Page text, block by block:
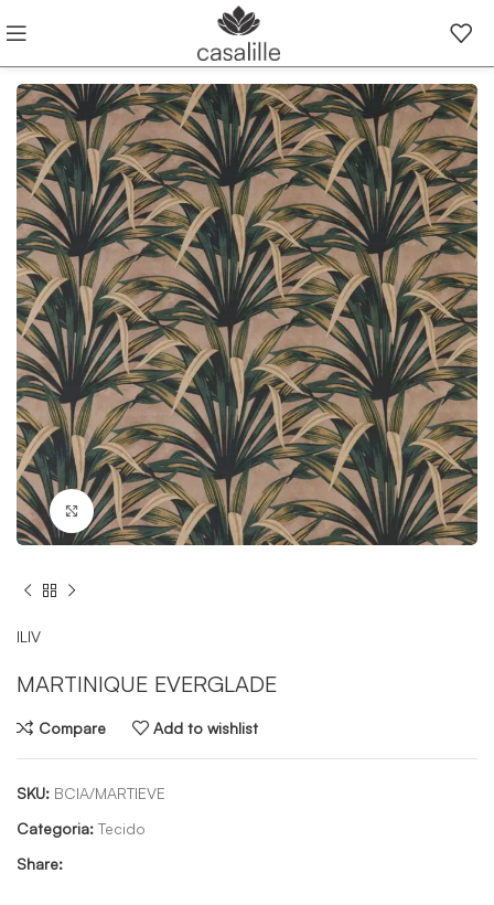
Click to enlarge
ILIV
MARTINIQUE EVERGLADE
Compare Add to wishlist
SKU: BCIA/MARTIEVE
Categoria: Tecido
Share: